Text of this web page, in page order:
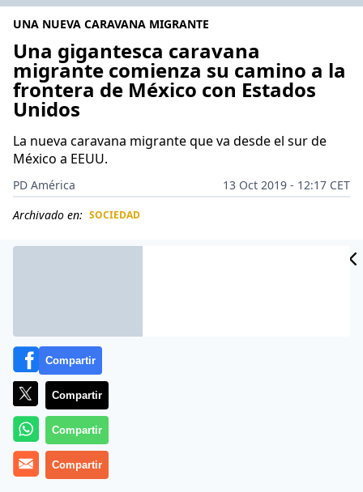
UNA NUEVA CARAVANA MIGRANTE
Una gigantesca caravana
migrante comienza su camino a la
frontera de México con Estados
Unidos
La nueva caravana migrante que va desde el sur de
México a EEUU.
PD América
13 Oct 2019 - 12:17 CET
Archivado en: SOCIEDAD
Un gigantescaravana de migrantes
Compartir
Compartir
Compartir
Compartir